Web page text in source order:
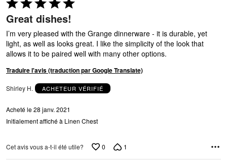
5 sur
5
Great dishes!
I’m very pleased with the Grange dinnerware - it is durable, yet
light, as well as looks great. I like the simplicity of the look that
allows it to be paired well with many other options.
Traduire l'avis (traduction par Google Translate)
Shirley H. ACHETEUR VÉRIFIÉ
Acheté le 28 janv. 2021
Initialement affiché à Linen Chest
Cet avis vous a-t-il été utile? 0 1